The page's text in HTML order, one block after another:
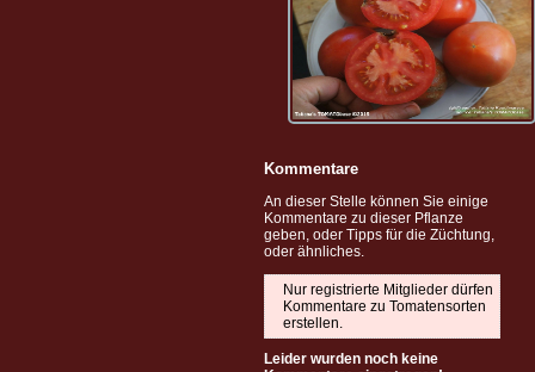
Kommentare
An dieser Stelle können Sie einige
Kommentare zu dieser Pflanze
geben, oder Tipps für die Züchtung,
oder ähnliches.
Nur registrierte Mitglieder dürfen
Kommentare zu Tomatensorten
erstellen.
Leider wurden noch keine